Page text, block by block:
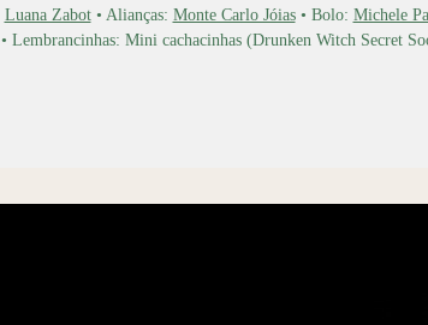
Luana Zabot• Alianças: Monte Carlo Jóias• Bolo: Michele
• Lembrancinhas: Mini cachacinhas (Drunken Witch Secret